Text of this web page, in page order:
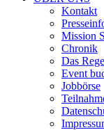
Kontakt
Mission
Chronik
Das
Event
Jobbörse